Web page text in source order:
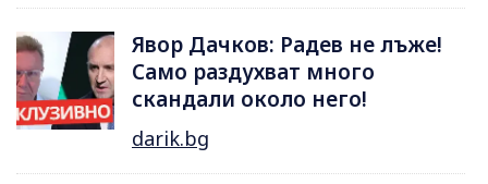
Явор Дачков: Радев не лъже!
Само раздухват много
скандали около него!
darik.bg